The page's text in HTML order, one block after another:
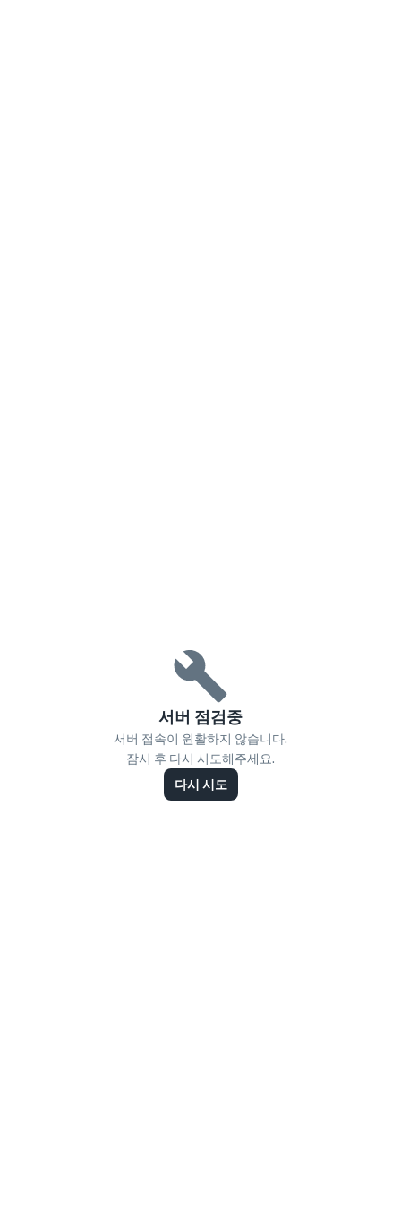
서버 점검중
서버 접속이 원활하지 않습니다.
잠시 후 다시 시도해주세요.
다시 시도